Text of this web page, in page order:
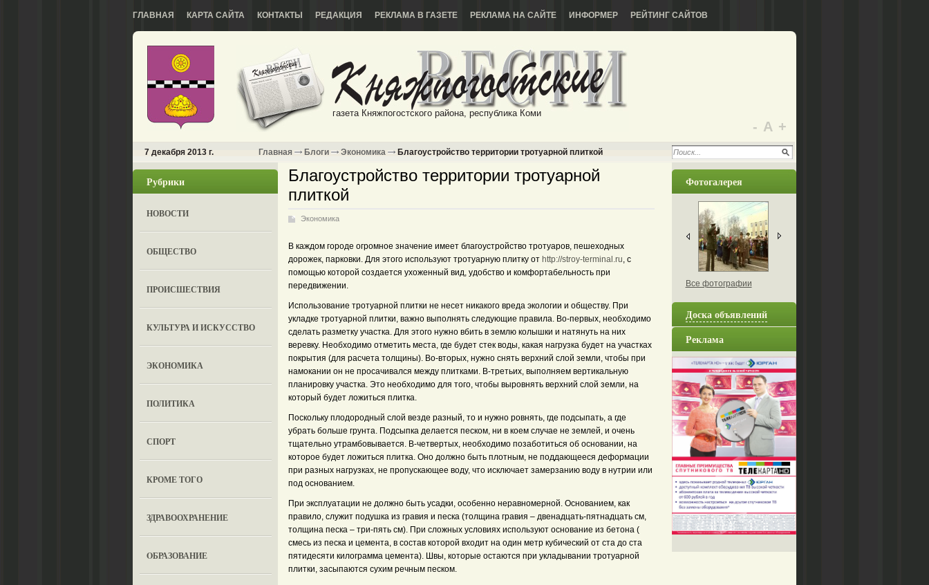
ГЛАВНАЯ КАРТА САЙТА КОНТАКТЫ РЕДАКЦИЯ РЕКЛАМА В ГАЗЕТЕ РЕКЛАМА НА САЙТЕ ИНФОРМЕР РЕЙТИНГ САЙТОВ
газета Княжпогостского района, республика Коми
- А +
7 декабря 2013 г. Главная Блоги Экономика Благоустройство территории тротуарной плиткой
Рубрики
НОВОСТИ
ОБЩЕСТВО
ПРОИСШЕСТВИЯ
КУЛЬТУРА И ИСКУССТВО
ЭКОНОМИКА
ПОЛИТИКА
СПОРТ
КРОМЕ ТОГО
ЗДРАВООХРАНЕНИЕ
OБРАЗОВАНИЕ
Благоустройство территории тротуарной
плиткой
Экономика
В каждом городе огромное значение имеет благоустройство тротуаров, пешеходных
дорожек, парковки. Для этого используют тротуарную плитку от http://stroy-terminal.ru, с
помощью которой создается ухоженный вид, удобство и комфортабельность при
передвижении.
Использование тротуарной плитки не несет никакого вреда экологии и обществу. При
укладке тротуарной плитки, важно выполнять следующие правила. Во-первых, необходимо
сделать разметку участка. Для этого нужно вбить в землю колышки и натянуть на них
веревку. Необходимо отметить места, где будет стек воды, какая нагрузка будет на участках
покрытия (для расчета толщины). Во-вторых, нужно снять верхний слой земли, чтобы при
намокании он не просачивался между плитками. В-третьих, выполняем вертикальную
планировку участка. Это необходимо для того, чтобы выровнять верхний слой земли, на
который будет ложиться плитка.
Поскольку плодородный слой везде разный, то и нужно ровнять, где подсыпать, а где
убрать больше грунта. Подсыпка делается песком, ни в коем случае не землей, и очень
тщательно утрамбовывается. В-четвертых, необходимо позаботиться об основании, на
которое будет ложиться плитка. Оно должно быть плотным, не поддающееся деформации
при разных нагрузках, не пропускающее воду, что исключает замерзанию воду в нутрии или
под основанием.
При эксплуатации не должно быть усадки, особенно неравномерной. Основанием, как
правило, служит подушка из гравия и песка (толщина гравия – двенадцать-пятнадцать см,
толщина песка – три-пять см). При сложных условиях используют основание из бетона (
смесь из песка и цемента, в состав которой входит на один метр кубический от ста до ста
пятидесяти килограмма цемента). Швы, которые остаются при укладывании тротуарной
плитки, засыпаются сухим речным песком.
Фотогалерея
Все фотографии
Доска объявлений
Реклама